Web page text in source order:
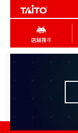
店舖搜寻